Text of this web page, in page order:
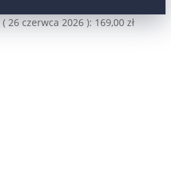
(26 czerwca 2026): 169,00 zł